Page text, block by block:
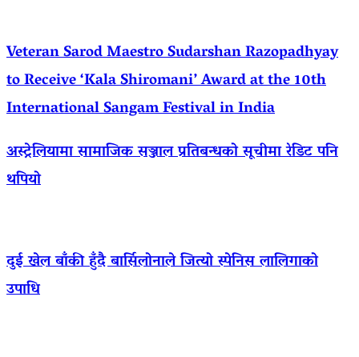
Veteran Sarod Maestro Sudarshan Razopadhyay
to Receive ‘Kala Shiromani’ Award at the 10th
International Sangam Festival in India
अस्ट्रेलियामा सामाजिक सञ्जाल प्रतिबन्धको सूचीमा रेडिट पनि
थपियो
दुई खेल बाँकी हुँदै बार्सिलोनाले जित्यो स्पेनिस लालिगाको
उपाधि